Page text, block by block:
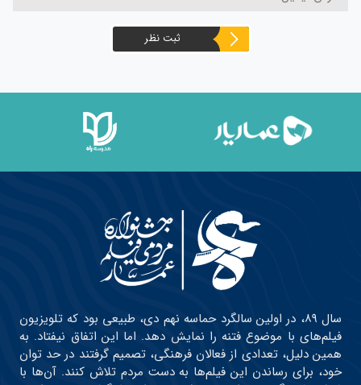
ثبت نظر
سال ۸۹، در اولین سالگرد حماسه نهم دی، طبیعی بود که تلویزیون
فیلم‌های با موضوع فتنه را نمایش دهد. اما این اتفاق نیفتاد. به
همین دلیل، تعدادی از فعالان فرهنگی، تصمیم گرفتند در حد توان
خود، برای رساندن این فیلم‌ها به دست مردم تلاش کنند. آن‌ها با